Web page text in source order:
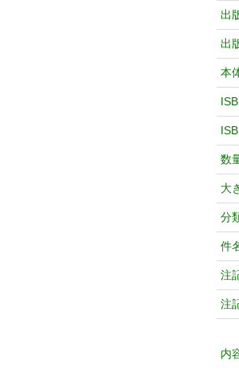
出
出
本
数
大
分
件
注
注
内